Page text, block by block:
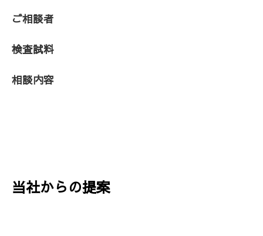
ご相談者
検査試料
相談内容
当社からの提案